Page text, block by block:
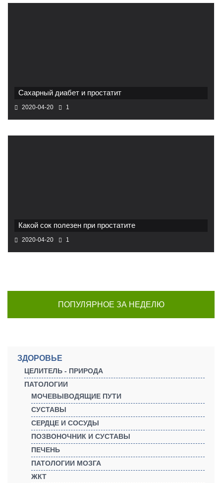
Сахарный диабет и простатит
2020-04-20 1
Какой сок полезен при простатите
2020-04-20 1
ПОПУЛЯРНОЕ ЗА НЕДЕЛЮ
ЗДОРОВЬЕ
ЦЕЛИТЕЛЬ - ПРИРОДА
ПАТОЛОГИИ
МОЧЕВЫВОДЯЩИЕ ПУТИ
СУСТАВЫ
СЕРДЦЕ И СОСУДЫ
ПОЗВОНОЧНИК И СУСТАВЫ
ПЕЧЕНЬ
ПАТОЛОГИИ МОЗГА
ЖКТ